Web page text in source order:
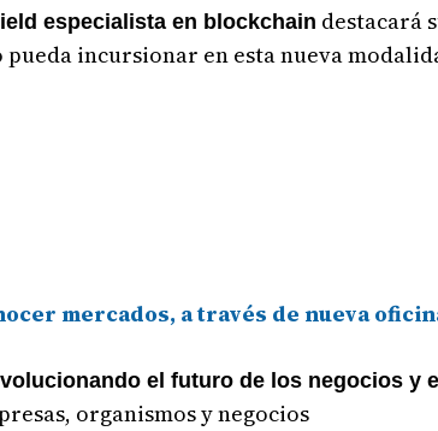
especialista en blockchain destacará
incursionar en esta nueva
mercados, a través de nueva
el futuro de los negocios y
organismos y negocios